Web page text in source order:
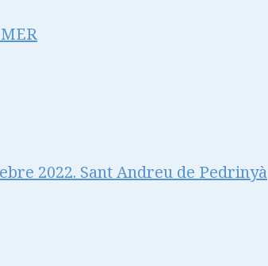
2022. Sant Andreu de Pedrinyà